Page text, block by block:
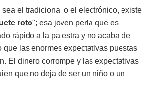
sea el tradicional o el electrónico, existe
roto"; esa joven perla que es
rápido a la palestra y no acaba de
que las enormes expectativas puestas
El dinero corrompe y las expectativas
que no deja de ser un niño o un